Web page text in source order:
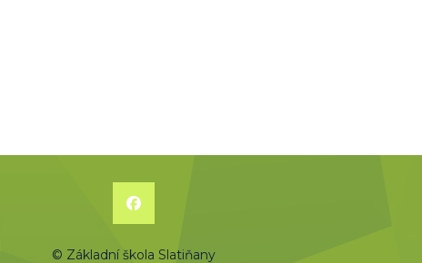
© Základní škola Slatiňany